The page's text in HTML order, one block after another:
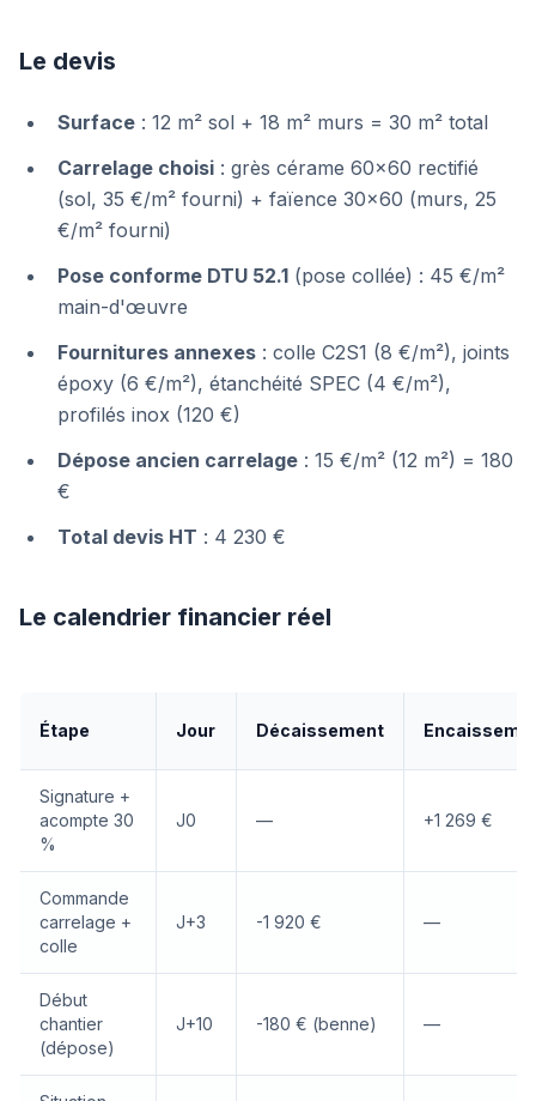
Le devis
Surface : 12 m² sol + 18 m² murs = 30 m² total
Carrelage choisi : grès cérame 60×60 rectifié
(sol, 35 €/m² fourni) + faïence 30×60 (murs, 25
€/m² fourni)
Pose conforme DTU 52.1 (pose collée) : 45 €/m²
main-d'œuvre
Fournitures annexes : colle C2S1 (8 €/m²), joints
époxy (6 €/m²), étanchéité SPEC (4 €/m²),
profilés inox (120 €)
Dépose ancien carrelage : 15 €/m² (12 m²) = 180
€
Total devis HT : 4 230 €
Le calendrier financier réel
Étape Jour Décaissement
Signature +
acompte 30
%
J0 — +1 269 €
Commande
carrelage +
colle
J+3 -1 920 € —
Début
chantier
(dépose)
J+10 -180 € (benne) —